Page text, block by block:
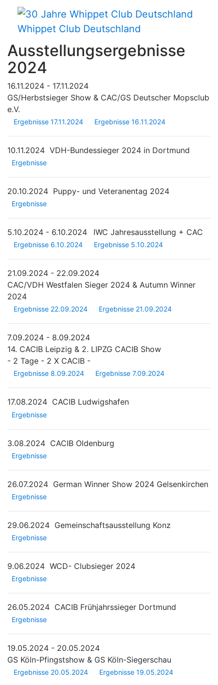
Whippet Club Deutschland
Ausstellungsergebnisse
2024
16.11.2024 - 17.11.2024
GS/Herbstsieger Show & CAC/GS Deutscher Mopsclub
e.V.
Ergebnisse 17.11.2024 Ergebnisse 16.11.2024
10.11.2024 VDH-Bundessieger 2024 in Dortmund
Ergebnisse
20.10.2024 Puppy- und Veteranentag 2024
Ergebnisse
5.10.2024 - 6.10.2024 IWC Jahresausstellung + CAC
Ergebnisse 6.10.2024 Ergebnisse 5.10.2024
21.09.2024 - 22.09.2024
CAC/VDH Westfalen Sieger 2024 & Autumn Winner
2024
Ergebnisse 22.09.2024 Ergebnisse 21.09.2024
7.09.2024 - 8.09.2024
14. CACIB Leipzig & 2. LIPZG CACIB Show
- 2 Tage - 2 X CACIB -
Ergebnisse 8.09.2024 Ergebnisse 7.09.2024
17.08.2024 CACIB Ludwigshafen
Ergebnisse
3.08.2024 CACIB Oldenburg
Ergebnisse
26.07.2024 German Winner Show 2024 Gelsenkirchen
Ergebnisse
29.06.2024 Gemeinschaftsausstellung Konz
Ergebnisse
9.06.2024 WCD- Clubsieger 2024
Ergebnisse
26.05.2024 CACIB Frühjahrssieger Dortmund
Ergebnisse
19.05.2024 - 20.05.2024
GS Köln-Pfingstshow & GS Köln-Siegerschau
Ergebnisse 20.05.2024 Ergebnisse 19.05.2024